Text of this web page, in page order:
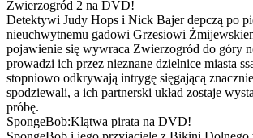
Zwierzogród 2 na DVD!
Detektywi Judy Hops i Nick Bajer depczą po
nieuchwytnemu gadowi Grzesiowi
pojawienie się wywraca Zwierzogród do góry
prowadzi ich przez nieznane dzielnice miasta
stopniowo odkrywają intrygę sięgającą
spodziewali, a ich partnerski układ zostaje
próbę.
SpongeBob:Klątwa pirata na DVD!